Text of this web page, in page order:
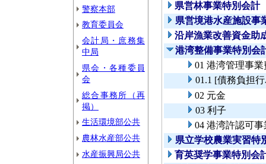
警察本部
教育委員会
会計局・庶務集
中局
県会・各種委員
会
総合事務所（再
掲）
生活環境部公共
農林水産部公共
水産振興局公共
県営林事業特別会計
県営境港水産施設事
沿岸漁業改善資金助
港湾整備事業特別会
01 港湾管理事業
01.1 [債務負担
02 元金
03 利子
04 港湾許認可事
県立学校農業実習特
育英奨学事業特別会